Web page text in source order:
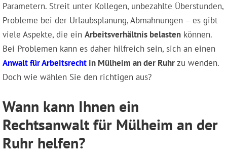
Parametern. Streit unter Kollegen, unbezahlte Überstunden,
Probleme bei der Urlaubsplanung, Abmahnungen – es gibt
viele Aspekte, die ein Arbeitsverhältnis belasten können.
Bei Problemen kann es daher hilfreich sein, sich an einen
Anwalt für Arbeitsrecht in Mülheim an der Ruhrzu wenden.
Doch wie wählen Sie den richtigen aus?
Wann kann Ihnen ein
Rechtsanwalt für Mülheim an der
Ruhr helfen?